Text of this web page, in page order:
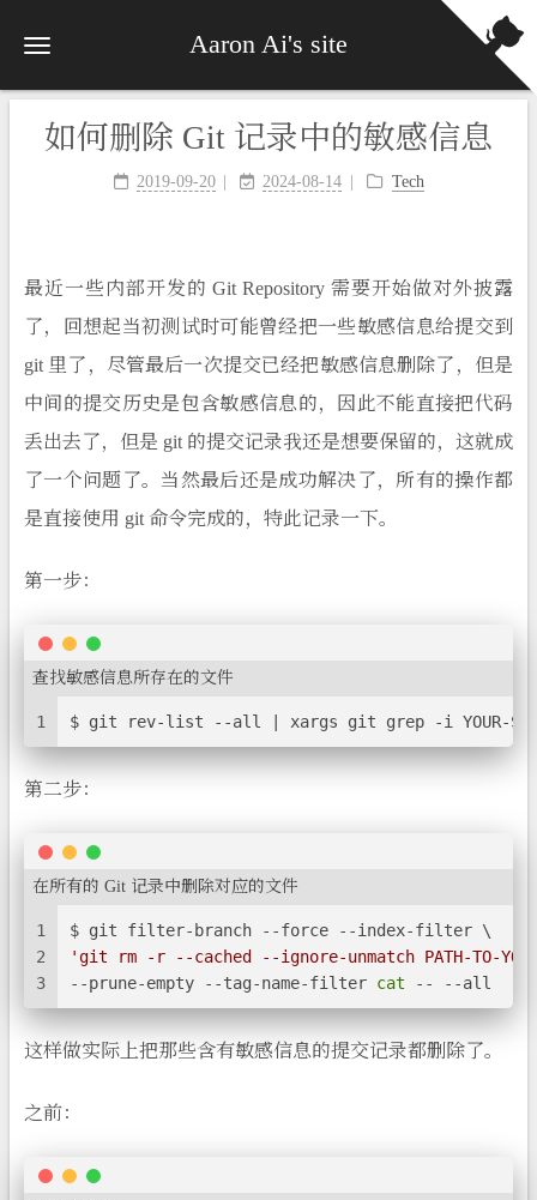
Aaron Ai's site
如何删除 Git 记录中的敏感信息
2019-09-20 2024-08-14 Tech
最近一些内部开发的 Git Repository 需要开始做对外披露
了，回想起当初测试时可能曾经把一些敏感信息给提交到
git 里了，尽管最后一次提交已经把敏感信息删除了，但是
中间的提交历史是包含敏感信息的，因此不能直接把代码
丢出去了，但是 git 的提交记录我还是想要保留的，这就成
了一个问题了。当然最后还是成功解决了，所有的操作都
是直接使用 git 命令完成的，特此记录一下。
第一步：
查找敏感信息所存在的文件
1 $ git rev-list --all | xargs git grep -i YOUR-
第二步：
在所有的 Git 记录中删除对应的文件
1
2
3
$ git filter-branch --force --index-filter \
'git rm -r --cached --ignore-unmatch PATH-TO-YOUR-
--prune-empty --tag-name-filter cat -- --all
这样做实际上把那些含有敏感信息的提交记录都删除了。
之前：